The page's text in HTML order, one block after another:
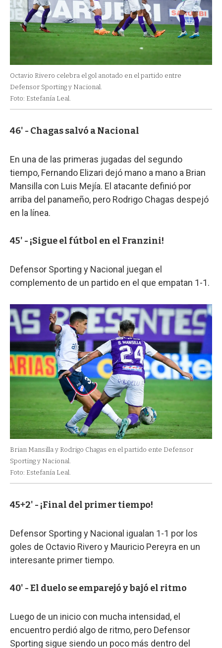
Octavio Rivero celebra el gol anotado en el partido entre
Defensor Sporting y Nacional.
Foto: Estefanía Leal.
46' - Chagas salvó a Nacional
En una de las primeras jugadas del segundo
tiempo, Fernando Elizari dejó mano a mano a Brian
Mansilla con Luis Mejía. El atacante definió por
arriba del panameño, pero Rodrigo Chagas despejó
en la línea.
45' - ¡Sigue el fútbol en el Franzini!
Defensor Sporting y Nacional juegan el
complemento de un partido en el que empatan 1-1.
Brian Mansilla y Rodrigo Chagas en el partido ente Defensor
Sporting y Nacional.
Foto: Estefanía Leal.
45+2' - ¡Final del primer tiempo!
Defensor Sporting y Nacional igualan 1-1 por los
goles de Octavio Rivero y Mauricio Pereyra en un
interesante primer tiempo.
40' - El duelo se emparejó y bajó el ritmo
Luego de un inicio con mucha intensidad, el
encuentro perdió algo de ritmo, pero Defensor
Sporting sigue siendo un poco más dentro del